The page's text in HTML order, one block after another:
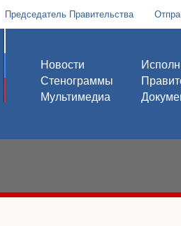
Председатель Правительства
Новости
Стенограммы
Мультимедиа